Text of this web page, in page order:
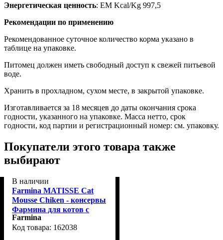
Энергетическая ценность: EM Kcal/Kg 997,5
Рекомендации по применению
Рекомендованное суточное количество корма указано в
таблице на упаковке.
Питомец должен иметь свободный доступ к свежей питьевой
воде.
Хранить в прохладном, сухом месте, в закрытой упаковке.
Изготавливается за 18 месяцев до даты окончания срока
годности, указанного на упаковке. Масса нетто, срок
годности, код партии и регистрационный номер: см. упаковку.
Покупатели этого товара также
выбирают
В наличии
Farmina MATISSE Сat
Mousse Chiken - консервы
Фармина для котов с
курицей 85 г
Farmina
162038